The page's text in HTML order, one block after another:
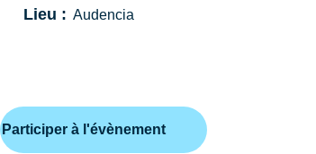
Lieu : Audencia
Participer à l'évènement